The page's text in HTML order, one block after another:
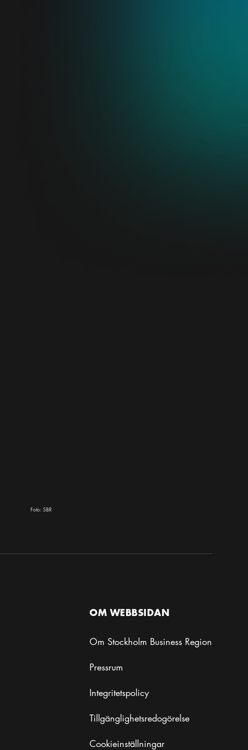
Foto: SBR
OM WEBBSIDAN
Om Stockholm Business Region
Pressrum
Integritetspolicy
Tillgänglighetsredogörelse
Cookieinställningar